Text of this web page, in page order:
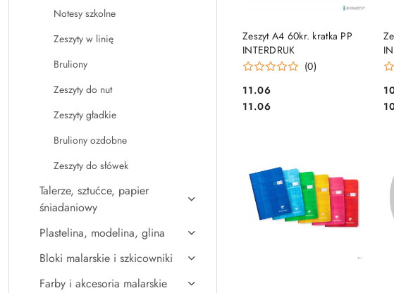
Notesy szkolne
Zeszyty w linię
Bruliony
Zeszyty do nut
Zeszyty gładkie
Bruliony ozdobne
Zeszyty do słówek
Talerze, sztućce, papier
śniadaniowy
Plastelina, modelina, glina
Bloki malarskie i szkicowniki
Farby i akcesoria malarskie
Zeszyt A4 60kr. kratka PP
INTERDRUK
(0)
Cena:
11.06
Cena:
11.06
DO KOSZYKA